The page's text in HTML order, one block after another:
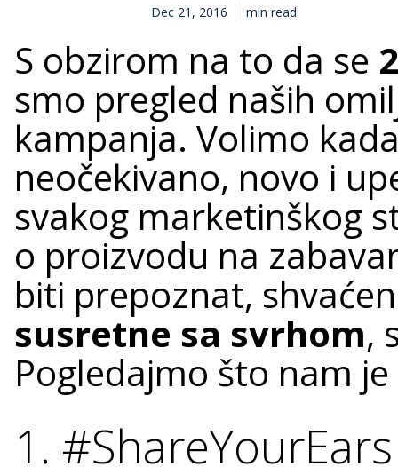
Dec 21, 2016 min read
S obzirom na to da se
smo pregled naših
kampanja. Volimo
neočekivano, novo i
svakog marketinškog
o proizvodu na
biti prepoznat,
susretne sa svrhom,
Pogledajmo što nam
1.